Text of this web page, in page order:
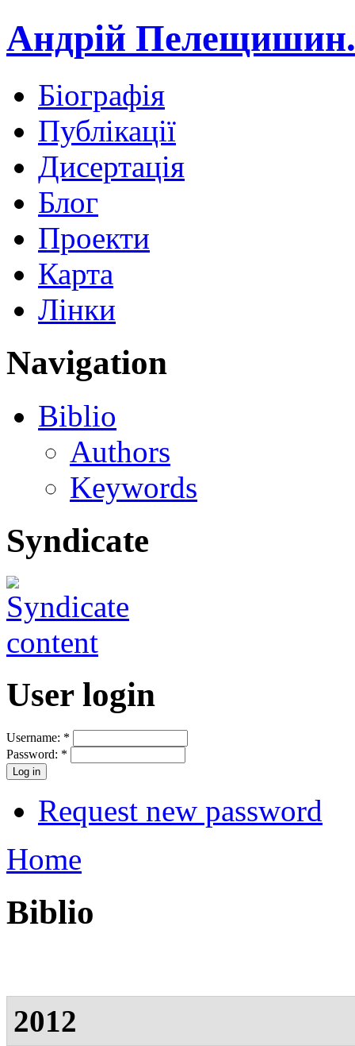
Андрій
Біографія
Публікації
Дисертація
Блог
Проекти
Карта
Лінки
Navigation
Biblio
Authors
Keywords
Syndicate
User login
Username: *
Password: *
Request new password
Home
Biblio
2012